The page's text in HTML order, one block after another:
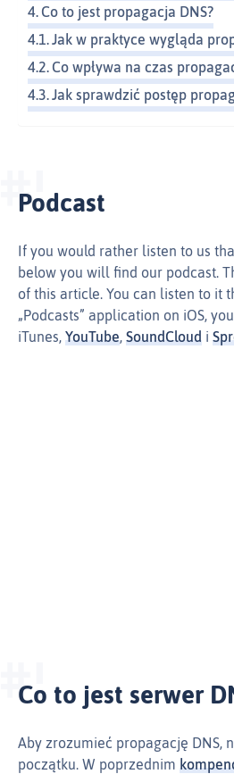
Co to jest propagacja DNS?
Jak w praktyce wygląda
Co wpływa na czas
Jak sprawdzić postęp
Podcast
If you would rather listen to us
below you will find our podcast.
of this article. You can listen to it
„Podcasts” application on iOS,
iTunes, YouTube SoundCloud i
Co to jest serwer
Aby zrozumieć propagację DNS,
początku. W poprzednim